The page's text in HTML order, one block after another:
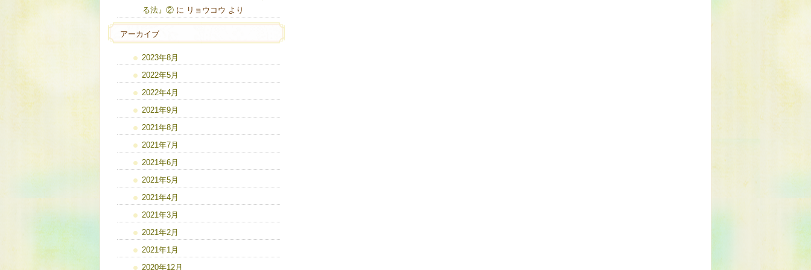
る法』② に リョウコウ より
アーカイブ
2023年8月
2022年5月
2022年4月
2021年9月
2021年8月
2021年7月
2021年6月
2021年5月
2021年4月
2021年3月
2021年2月
2021年1月
2020年12月